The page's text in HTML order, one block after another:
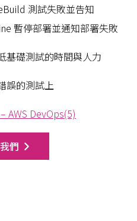
測試失敗並告知
暫停部署並通知部署失敗
基礎測試的時間與人力
誤的測試上
AWS DevOps(5)
們